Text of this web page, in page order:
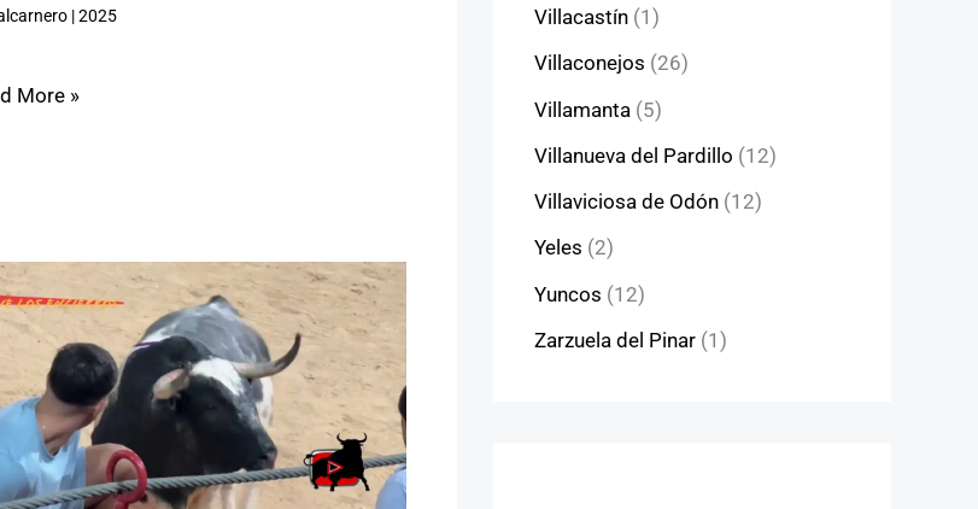
|2025
More »
Villacastín (1)
Villaconejos (26)
Villamanta (5)
Villanueva del Pardillo (12)
Villaviciosa de Odón (12)
Yeles (2)
Yuncos (12)
Zarzuela del Pinar (1)